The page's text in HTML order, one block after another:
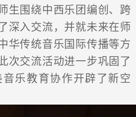
生围绕中西乐团编创、跨
深入交流，并就未来在师
华传统音乐国际传播等方
次交流活动进一步巩固了
乐教育协作开辟了新空